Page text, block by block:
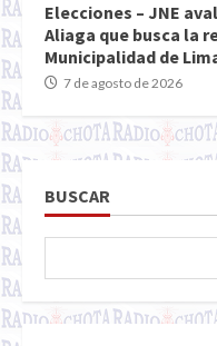
Elecciones – JNE
Aliaga que busca la
Municipalidad de
7 de agosto de 2026
BUSCAR